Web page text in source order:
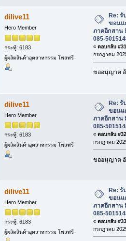
dilive11
Hero Member
กระทู้: 6183
ผู้ผลิตสินค้าอุตสาหกรรม โพสฟรี
Re: รั
ขอนแ
ภาคอีกสาน
085-
« ตอบกลับ
กรกฎาคม
ขออนุญาต
dilive11
Hero Member
กระทู้: 6183
ผู้ผลิตสินค้าอุตสาหกรรม โพสฟรี
Re: รั
ขอนแ
ภาคอีกสาน
085-
« ตอบกลับ
กรกฎาคม
ขออนุญาต
dilive11
Hero Member
กระทู้: 6183
ผู้ผลิตสินค้าอุตสาหกรรม โพสฟรี
Re: รั
ขอนแ
ภาคอีกสาน
085-
« ตอบกลับ
กรกฎาคม